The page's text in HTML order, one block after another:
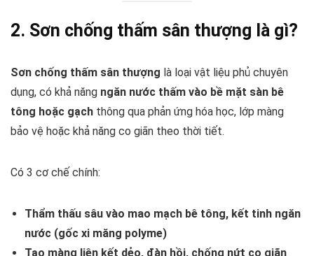
2. Sơn chống thấm sân thượng là gì?
Sơn chống thấm sân thượng là loại vật liệu phủ chuyên
dụng, có khả năng ngăn nước thấm vào bề mặt sàn bê
tông hoặc gạch thông qua phản ứng hóa học, lớp màng
bảo vệ hoặc khả năng co giãn theo thời tiết.
Có 3 cơ chế chính:
Thẩm thấu sâu vào mao mạch bê tông, kết tinh ngăn
nước (gốc xi măng polyme)
Tạo màng liên kết dẻo, đàn hồi, chống nứt co giãn